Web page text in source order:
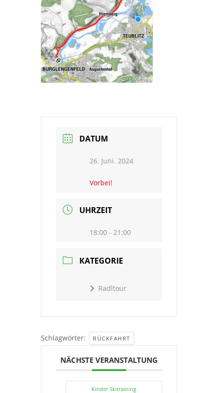
DATUM
26. Juni. 2024
Vorbei!
UHRZEIT
18:00 - 21:00
KATEGORIE
Radltour
Schlagwörter: RÜCKFAHRT
NÄCHSTE VERANSTALTUNG
Kinder Skitraining